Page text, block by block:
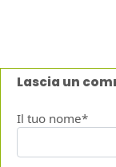
Lascia un
Il tuo nome*